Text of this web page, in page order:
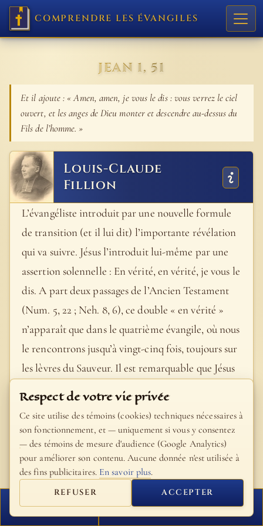
COMPRENDRE LES ÉVANGILES
JEAN 1, 51
Et il ajoute : « Amen, amen, je vous le dis : vous verrez le ciel
ouvert, et les anges de Dieu monter et descendre au-dessus du
Fils de l’homme. »
Louis-Claude
Fillion
L’évangéliste introduit par une nouvelle formule
de transition (et il lui dit) l’importante révélation
qui va suivre. Jésus l’introduit lui-même par une
assertion solennelle : En vérité, en vérité, je vous le
dis. A part deux passages de l’Ancien Testament
(Num. 5, 22 ; Neh. 8, 6), ce double « en vérité »
n’apparaît que dans le quatrième évangile, où nous
le rencontrons jusqu’à vingt-cinq fois, toujours sur
les lèvres du Sauveur. Il est remarquable que Jésus
parle maintenant au pluriel (« vous verrez ») ; il
ne s’adresse donc plus exclusivement à Nathanaël
(Cf. verset 50 : tu verras ») ; quoique sa prédiction
le concerne d’une manière plus directe (« il lui dit
»), mais aussi à Philippe et aux autres disciples qui
l’entouraient alors. Voyez la note du verset 47. -
Vous verrez le ciel ouvert. Le texte grec ajoute «
dorénavant vous verrez… » Il est vrai que cette
FERMER PROCHAIN VERSET
Respect de votre vie privée
Ce site utilise des témoins (cookies) techniques nécessaires à
son fonctionnement, et — uniquement si vous y consentez
— des témoins de mesure d'audience (Google Analytics)
pour améliorer son contenu. Aucune donnée n'est utilisée à
des fins publicitaires. En savoir plus.
REFUSER ACCEPTER